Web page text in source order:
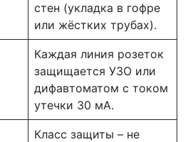
стен (укладка в гофре
или жёстких трубах).
Каждая линия розеток
защищается УЗО или
дифавтоматом с током
утечки 30 мА.
Класс защиты – не